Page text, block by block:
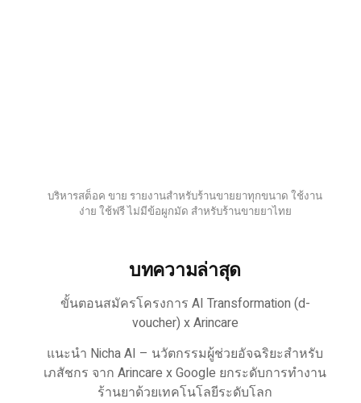
บริหารสต็อค ขาย รายงานสำหรับร้านขายยาทุกขนาด ใช้งาน
ง่าย ใช้ฟรี ไม่มีข้อผูกมัด สำหรับร้านขายยาไทย
บทความล่าสุด
ขั้นตอนสมัครโครงการ AI Transformation (d-
voucher) x Arincare
แนะนำ Nicha AI – นวัตกรรมผู้ช่วยอัจฉริยะสำหรับ
เภสัชกร จาก Arincare x Google ยกระดับการทำงาน
ร้านยาด้วยเทคโนโลยีระดับโลก